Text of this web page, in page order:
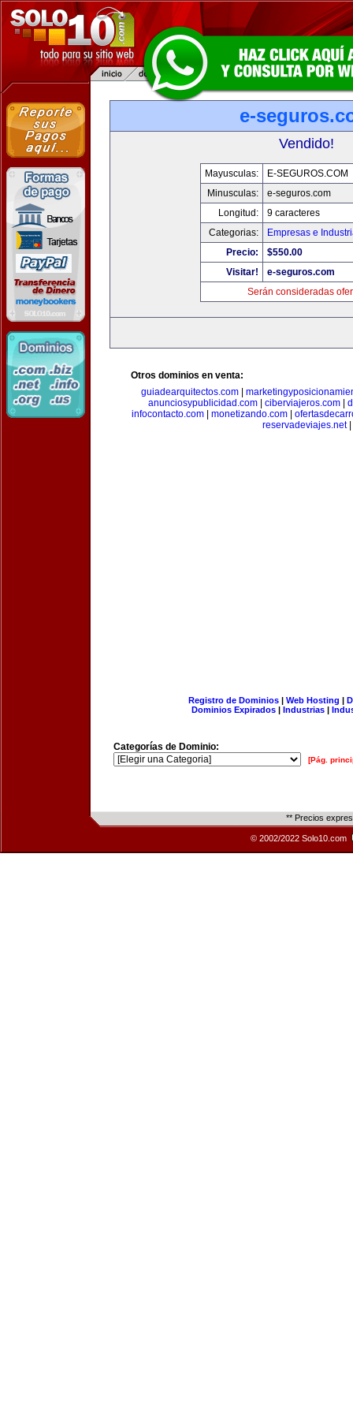
e-
Vendido!
Mayusculas:
E-SEGUROS.COM
Minusculas:
e-seguros.com
Longitud:
9 caracteres
Categorias:
Empresas e
Precio:
$550.00
Visitar!
e-seguros.com
Serán consideradas
Otros dominios en venta:
guiadearquitectos.com
anunciosypublicidad.com| ciberviajeros.com|
infocontacto.com
monetizando.com
reservadeviajes.net|
Registro de Dominios| Web Hosting |
Dominios Expirados | Industrias |
Categorías de Dominio:
[Pág.
** Precios
© 2002/2022 Solo10.com